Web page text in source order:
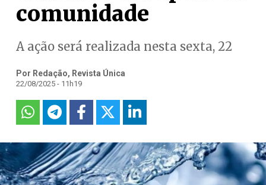
comunidade
A ação será realizada nesta sexta, 22
Por Redação, Revista Única
22/08/2025 - 11h19